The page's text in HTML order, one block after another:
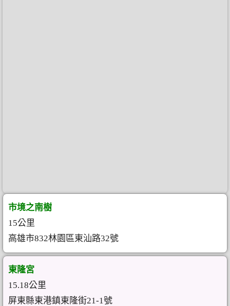
市境之南樹
15公里
高雄市832林園區東汕路32號
東隆宮
15.18公里
屏東縣東港鎮東隆街21-1號